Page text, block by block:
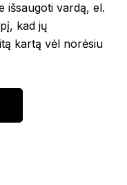
išsaugoti vardą, el.
kad jų
kartą vėl norėsiu